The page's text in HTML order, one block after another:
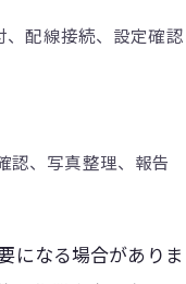
、配線接続、設定確認
認、写真整理、報告
になる場合がありま